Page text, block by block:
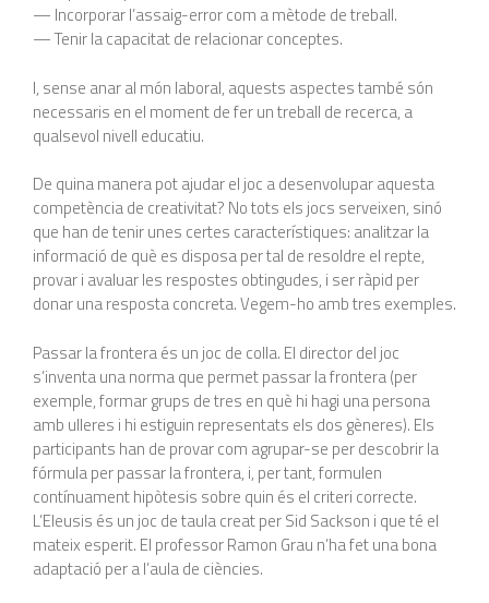
— Incorporar l’assaig-error com a mètode de treball.
— Tenir la capacitat de relacionar conceptes.
I, sense anar al món laboral, aquests aspectes també són
necessaris en el moment de fer un treball de recerca, a
qualsevol nivell educatiu.
De quina manera pot ajudar el joc a desenvolupar aquesta
competència de creativitat? No tots els jocs serveixen, sinó
que han de tenir unes certes característiques: analitzar la
informació de què es disposa per tal de resoldre el repte,
provar i avaluar les respostes obtingudes, i ser ràpid per
donar una resposta concreta. Vegem-ho amb tres exemples.
Passar la frontera és un joc de colla. El director del joc
s’inventa una norma que permet passar la frontera (per
exemple, formar grups de tres en què hi hagi una persona
amb ulleres i hi estiguin representats els dos gèneres). Els
participants han de provar com agrupar-se per descobrir la
fórmula per passar la frontera, i, per tant, formulen
contínuament hipòtesis sobre quin és el criteri correcte.
L’Eleusis és un joc de taula creat per Sid Sackson i que té el
mateix esperit. El professor Ramon Grau n’ha fet una bona
adaptació per a l’aula de ciències.